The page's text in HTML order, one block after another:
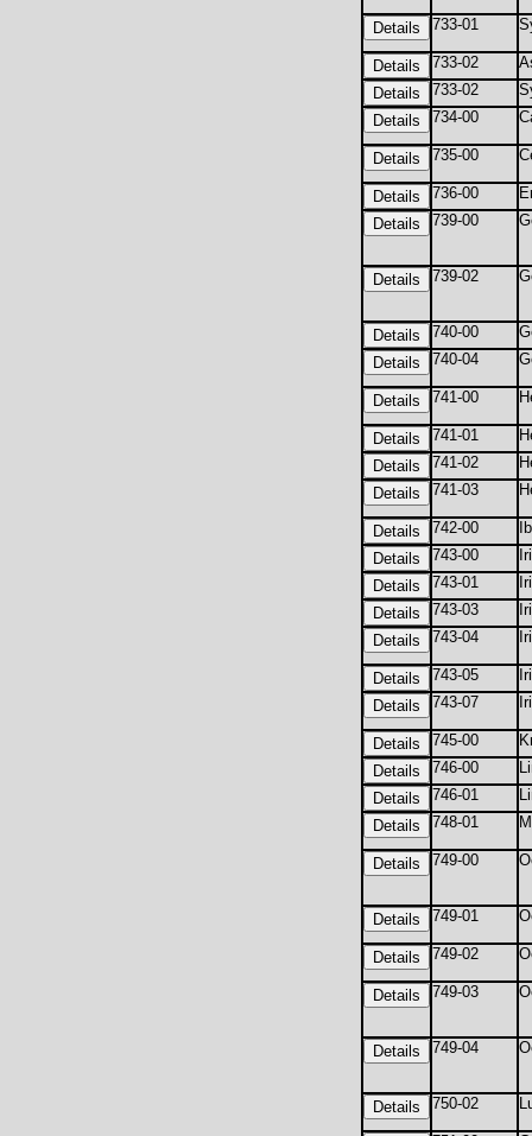
733-01
733-02
733-02
734-00
735-00
736-00
739-00
739-02
740-00
740-04
741-00
741-01
741-02
741-03
742-00
743-00
743-01
743-03
743-04
743-05
743-07
745-00
746-00
746-01
748-01
749-00
749-01
749-02
749-03
749-04
750-02